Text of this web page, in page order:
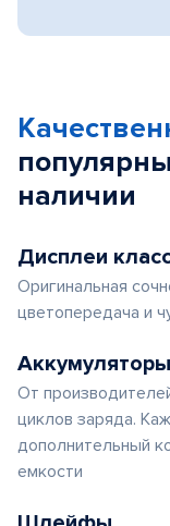
наличии
Дисплеи
Оригинальная
цветопередача и
Аккумуляторы
От
циклов заряда.
дополнительный
емкости